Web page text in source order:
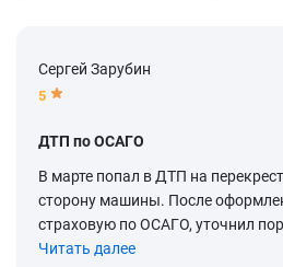
Сергей Зарубин
5
ДТП по ОСАГО
В марте попал в ДТП на
сторону машины. После
страховую по ОСАГО, уточнил
Читать далее